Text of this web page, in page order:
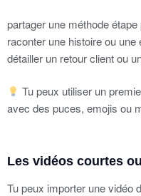
partager une méthode étape
raconter une histoire ou une
détailler un retour client ou
Tu peux utiliser un
avec des puces, emojis ou
Les vidéos courtes
Tu peux importer une vidéo